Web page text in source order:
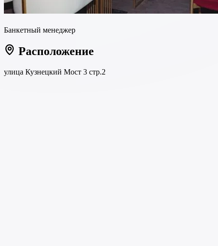
Банкетный менеджер
Расположение
улица Кузнецкий Мост 3 стр.2